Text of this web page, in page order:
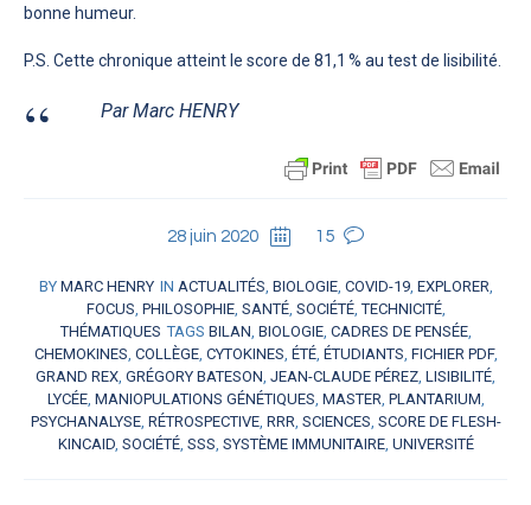
bonne humeur.
P.S. Cette chronique atteint le score de 81,1 % au test de lisibilité.
Par Marc HENRY
28 juin 2020 15
BY MARC HENRY IN ACTUALITÉS BIOLOGIE, COVID-19, EXPLORER
FOCUS PHILOSOPHIE, SANTÉ, SOCIÉTÉ,TECHNICITÉ,
THÉMATIQUES TAGS BILAN BIOLOGIE, CADRES DE PENSÉE,
CHEMOKINES COLLÈGE, CYTOKINES ÉTÉ, ÉTUDIANTS FICHIER PDF,
GRAND REX GRÉGORY BATESON JEAN-CLAUDE PÉREZ LISIBILITÉ
LYCÉE, MANIOPULATIONS GÉNÉTIQUES MASTER PLANTARIUM
PSYCHANALYSE, RÉTROSPECTIVE, RRR SCIENCES SCORE DE FLESH-
KINCAID, SOCIÉTÉ, SSS SYSTÈME IMMUNITAIRE, UNIVERSITÉ